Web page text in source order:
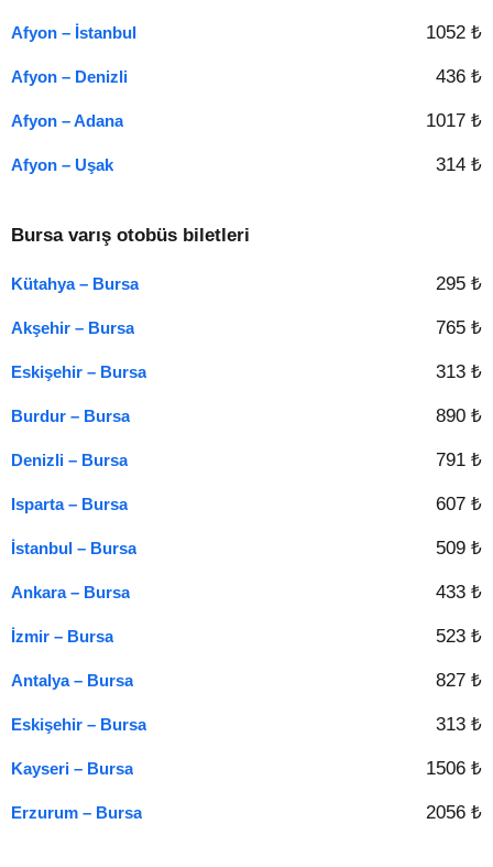
Afyon – İstanbul 1052 ₺
Afyon – Denizli 436 ₺
Afyon – Adana 1017 ₺
Afyon – Uşak 314 ₺
Bursa varış otobüs biletleri
Kütahya – Bursa 295 ₺
Akşehir – Bursa 765 ₺
Eskişehir – Bursa 313 ₺
Burdur – Bursa 890 ₺
Denizli – Bursa 791 ₺
Isparta – Bursa 607 ₺
İstanbul – Bursa 509 ₺
Ankara – Bursa 433 ₺
İzmir – Bursa 523 ₺
Antalya – Bursa 827 ₺
Eskişehir – Bursa 313 ₺
Kayseri – Bursa 1506 ₺
Erzurum – Bursa 2056 ₺